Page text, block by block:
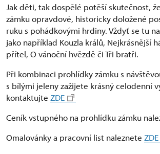
Jak děti, tak dospělé potěší skutečnost,
zámku opravdové, historicky doložené
ruku s pohádkovými hrdiny. Vždyť se tu
jako například Kouzla králů, Nejkrásnější
přítel, O vánoční hvězdě či Tři bratři.
Při kombinaci prohlídky zámku s
s bílými jeleny zažijete krásný celodenní
kontaktujte ZDE
Ceník vstupného na prohlídku zámku
Omalovánky a pracovní list naleznete ZDE